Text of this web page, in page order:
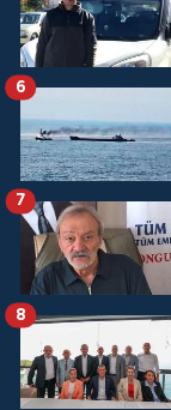
6
7
8